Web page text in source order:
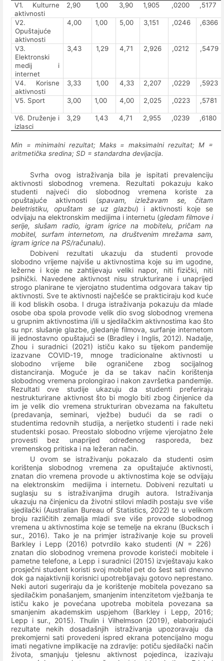
V1. Kulturne
aktivnosti
2,90 1,00 3,90 1,905 ,0200 ,5177
V2.
Opuštajuće
aktivnosti
4,00 1,00 5,00 3,151 ,0246 ,6366
V3.
Elektronski
medij i
internet
3,43 1,29 4,71 2,926 ,0212 ,5479
V4. Korisne
aktivnosti
3,33 1,00 4,33 2,207 ,0229 ,5923
V5. Sport 3,00 1,00 4,00 2,025 ,0223 ,5781
V6. Druženje i
izlasci
3,29 1,43 4,71 2,955 ,0239 ,6180
Min = minimalni rezultat; Maks = maksimalni rezultat; M =
aritmetička sredina; SD = standardna devijacija.
Svrha ovog istraživanja bila je ispitati prevalenciju
aktivnosti slobodnog vremena. Rezultati pokazuju kako
studenti najveći dio slobodnog vremena koriste za
opuštajuće aktivnosti (spavam, izležavam se, čitam
beletristiku, opuštam se uz glazbu) i aktivnosti koje se
odvijaju na elektronskim medijima i internetu (gledam filmove i
serije,
slušam radio, igram igrice na mobitelu, pričam na
mobitel, surfam internetom, na društvenim mrežama sam,
igram igrice na PS/računalu).
Dobiveni rezultati ukazuju da studenti provode
slobodno vrijeme najviše u aktivnostima koje su im ugodne,
ležerne i koje ne zahtijevaju veliki napor, niti fizički, niti
psihički. Navedene aktivnost nisu strukturirane i unaprijed
strogo planirane te vjerojatno studentima odgovara takav tip
aktivnosti. Sve te aktivnosti najčešće se prakticiraju kod kuće
ili kod bliskih osoba. I druga istraživanja pokazuju da mlade
osobe oba spola provode velik dio svog slobodnog vremena
u grupnim aktivnostima i/ili u sjedilačkim aktivnostima kao što
su npr. slušanje glazbe, gledanje filmova, surfanje internetom
ili jednostavno opuštajući se (Bradley i Inglis, 2012). Nadalje,
Zhou i suradnici (2021) ističu kako su tijekom pandemije
izazvane COVID-19, mnoge tradicionalne aktivnosti u
slobodno vrijeme bile ograničene zbog socijalnog
distanciranja. Moguće je da se takav način korištenja
slobodnog vremena prolongirao i nakon završetka pandemije.
Rezultati ove studije ukazuju da studenti preferiraju
nestrukturirane aktivnost što bi moglo biti zbog činjenice da
im je velik dio vremena strukturiran obvezama na fakultetu
(predavanja, seminari, vježbe) budući da se radi o
studentima redovnih studija, a nerijetko studenti i rade neki
studentski posao. Preostalo slobodno vrijeme vjerojatno žele
provesti bez unaprijed određenog rasporeda, bez
vremenskog pritiska i na ležeran način.
U ovom se istraživanju pokazalo da studenti osim
korištenja slobodnog vremena za opuštajuće aktivnosti,
znatan dio vremena provode u aktivnostima koje se odvijaju
na elektronskim
medijima i internetu. Dobiveni rezultati u
suglasju su s istraživanjima drugih autora. Istraživanja
ukazuju na činjenicu da životni stilovi mladih postaju sve više
sjedilački (Australian Bureau of Statistics, 2022) te u velikom
broju različitih zemalja mladi sve više provode slobodnog
vremena u aktivnostima koje se temelje na ekranu (Bucksch i
sur., 2016). Tako je na primjer istraživanje koje su proveli
Barkley i Lepp (2016) potvrdilo kako studenti (N= 226)
znatan dio slobodnog vremena provode koristeći mobitele i
pametne telefone, a Lepp i suradnici (2015) izvještavaju kako
prosječni student koristi svoj mobitel pet do šest sati dnevno
dok ga najaktivniji korisnici upotrebljavaju gotovo neprestano.
Neki autori sugeriraju da je korištenje mobitela povezano sa
sjedilačkim ponašanjem, smanjenim intenzitetom vježbanja te
ističu kako je povećana upotreba mobitela povezana sa
smanjenim akademskim uspjehom (Barkley i Lepp, 2016;
Lepp i sur., 2015). Thulin i Vilhelmson (2019), elaborirajući
rezultate nekih dosadašnjih istraživanja upozoravaju da
prekomjerni sati provedeni ispred ekrana potencijalno mogu
imati negativne implikacije na zdravlje: potiču sjedilački način
života, smanjuju tjelesnu aktivnost pojedinca, izazivaju